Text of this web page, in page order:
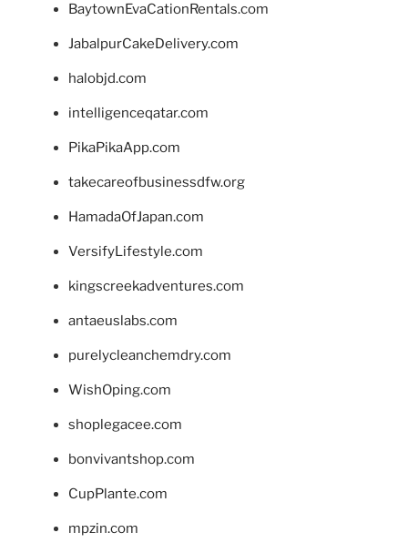
BaytownEvaCationRentals.com
JabalpurCakeDelivery.com
halobjd.com
intelligenceqatar.com
PikaPikaApp.com
takecareofbusinessdfw.org
HamadaOfJapan.com
VersifyLifestyle.com
kingscreekadventures.com
antaeuslabs.com
purelycleanchemdry.com
WishOping.com
shoplegacee.com
bonvivantshop.com
CupPlante.com
mpzin.com